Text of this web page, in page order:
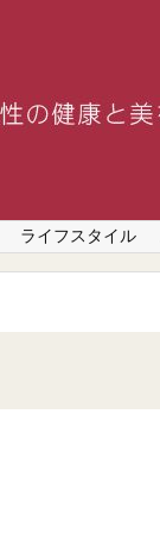
ライフスタイル